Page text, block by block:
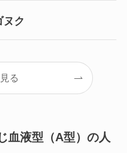
ヌク
る
血液型（A型）の人